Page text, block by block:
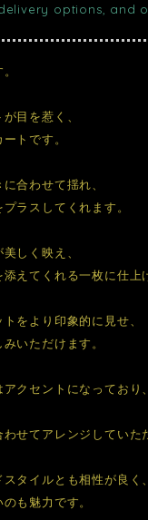
options, and
目を惹く、
トです。
合わせて揺れ、
ラスしてくれます。
しく映え、
えてくれる一枚に仕上
をより印象的に見せ、
いただけます。
クセントになっており
せてアレンジしていた
タイルとも相性が良く、
も魅力です。